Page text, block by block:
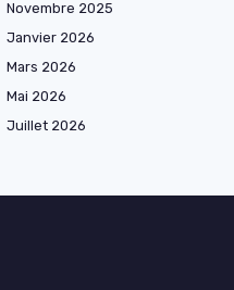
Novembre 2025
Janvier 2026
Mars 2026
Mai 2026
Juillet 2026